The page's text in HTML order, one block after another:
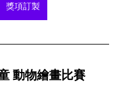
獎項訂製
動物繪畫比賽